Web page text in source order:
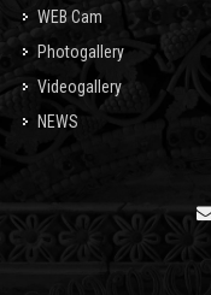
WEB Cam
Photogallery
Videogallery
NEWS